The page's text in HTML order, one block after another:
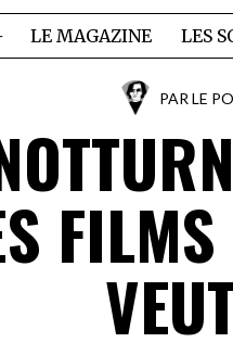
LE MAGAZINE LES
PAR LE